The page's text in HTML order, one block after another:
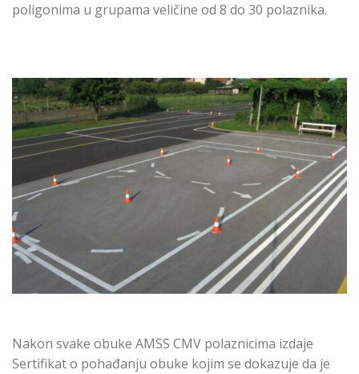
poligonima u grupama veličine od 8 do 30 polaznika.
Nakon svake obuke AMSS CMV polaznicima izdaje
Sertifikat o pohađanju obuke kojim se dokazuje da je